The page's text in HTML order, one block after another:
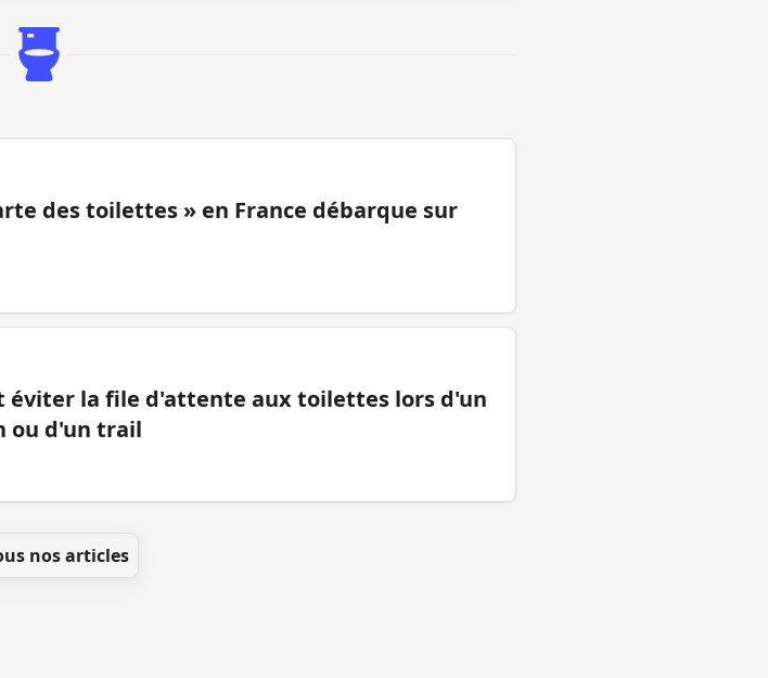
des toilettes » en France débarque sur
éviter la file d'attente aux toilettes lors d'un
ou d'un trail
nos articles